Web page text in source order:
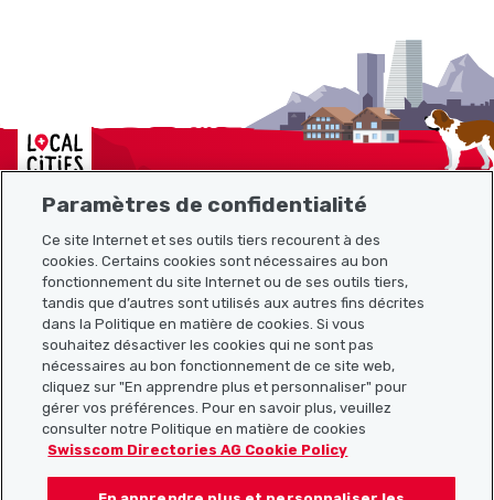
Localcities
Plan du site
Liens utiles
Télécharger l’application Localcities
Paramètres de confidentialité
Ce site Internet et ses outils tiers recourent à des
cookies. Certains cookies sont nécessaires au bon
fonctionnement du site Internet ou de ses outils tiers,
tandis que d’autres sont utilisés aux autres fins décrites
dans la Politique en matière de cookies. Si vous
souhaitez désactiver les cookies qui ne sont pas
nécessaires au bon fonctionnement de ce site web,
cliquez sur "En apprendre plus et personnaliser" pour
gérer vos préférences. Pour en savoir plus, veuillez
consulter notre Politique en matière de cookies
Swisscom Directories AG Cookie Policy